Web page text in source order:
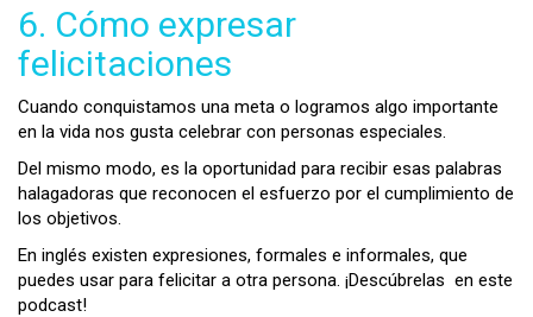
6. Cómo expresar
felicitaciones
Cuando conquistamos una meta o logramos algo importante
en la vida nos gusta celebrar con personas especiales.
Del mismo modo, es la oportunidad para recibir esas palabras
halagadoras que reconocen el esfuerzo por el cumplimiento de
los objetivos.
En inglés existen expresiones, formales e informales, que
puedes usar para felicitar a otra persona. ¡Descúbrelas en este
podcast!